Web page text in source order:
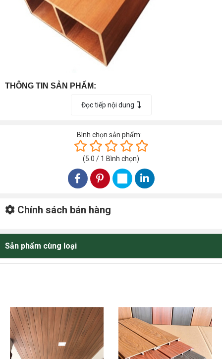
THÔNG TIN SẢN PHẨM:
EUPWOOD
- Kích thước thanh: 25x40x2.900mm
Tiêu chuẩn FSC, tiêu chẩn Green Label -
ISO 9001:2015, hệ thống quản lý môi trường ISO 14001
- Ứng dụng: Ốp tường, trần và những trang trí khác
Nhật Bản tuân thủ nghiêm ngặt theo tiêu chuẩn Nhật Bản.
Gỗ nhựa EUPWOOD được sản xuất theo công nghệ ép đùn
từ bột gỗ tự nhiên, nhựa PE và các chất phụ gia, chất liên
kết khác đảm bảo theo đúng tiêu chuẩn Nhật Bản.
Đọc tiếp nội dung
Bình chọn sản phẩm:
(5.0 / 1 Bình chọn)
Chính sách bán hàng
Sản phẩm cùng loại